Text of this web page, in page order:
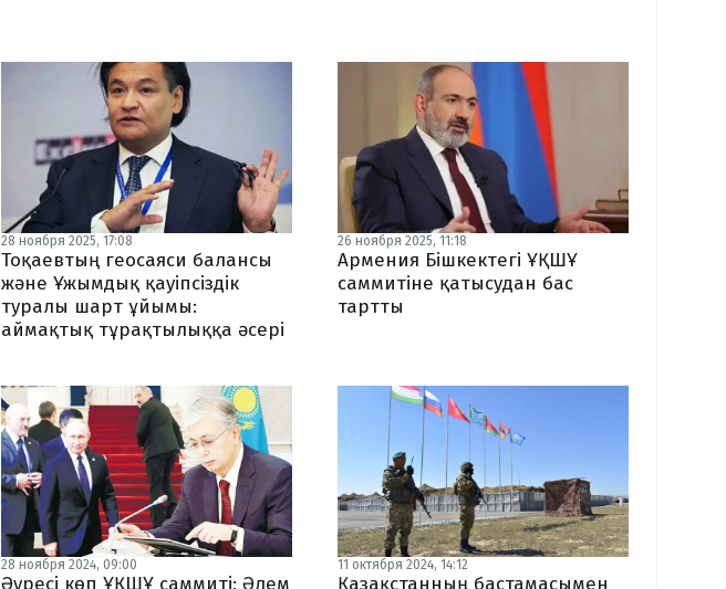
28 ноября 2025, 17:08
Тоқаевтың геосаяси балансы
және Ұжымдық қауіпсіздік
туралы шарт ұйымы:
аймақтық тұрақтылыққа әсері
26 ноября 2025, 11:18
Армения Бішкектегі ҰҚШҰ
саммитіне қатысудан бас
тартты
28 ноября 2024, 09:00
Әуресі көп ҰҚШҰ саммиті: Әлем
11 октября 2024, 14:12
Қазақстанның бастамасымен